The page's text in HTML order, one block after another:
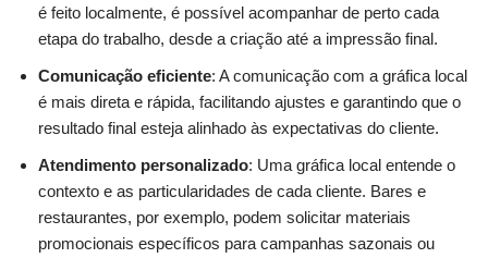
é feito localmente, é possível acompanhar de perto cada
etapa do trabalho, desde a criação até a impressão final.
Comunicação eficiente: A comunicação com a gráfica local
é mais direta e rápida, facilitando ajustes e garantindo que o
resultado final esteja alinhado às expectativas do cliente.
Atendimento personalizado: Uma gráfica local entende o
contexto e as particularidades de cada cliente. Bares e
restaurantes, por exemplo, podem solicitar materiais
promocionais específicos para campanhas sazonais ou